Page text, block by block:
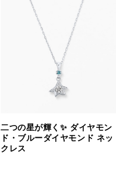
二つの星が輝く✨ ダイヤモン
ド・ブルーダイヤモンド ネッ
クレス